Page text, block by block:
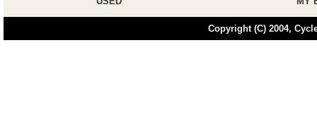
Copyright (C) 2004,